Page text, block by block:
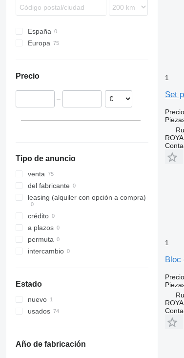
Trakker
Turbostar
X-Way
TGM
TGX
Integro
MB
O-series
Tourismo
Travego
Unimog
Major
Mascott
Master
Midliner
Midlum
Premium
EC
FH
FL
G-series
L-series
N-series
España
Europa
Precio
–
Tipo de anuncio
venta
del fabricante
leasing (alquiler con opción a compra)
crédito
a plazos
permuta
intercambio
Estado
nuevo
usados
Año de fabricación
1
Set
1
Bloc